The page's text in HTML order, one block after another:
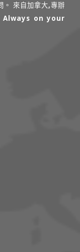
。 來自加拿大,專辦
Always on your